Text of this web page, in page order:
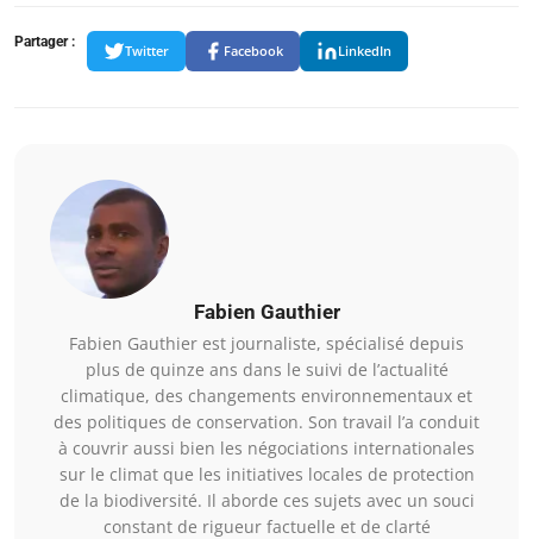
Partager :
Twitter Facebook LinkedIn
Fabien Gauthier
Fabien Gauthier est journaliste, spécialisé depuis
plus de quinze ans dans le suivi de l’actualité
climatique, des changements environnementaux et
des politiques de conservation. Son travail l’a conduit
à couvrir aussi bien les négociations internationales
sur le climat que les initiatives locales de protection
de la biodiversité. Il aborde ces sujets avec un souci
constant de rigueur factuelle et de clarté